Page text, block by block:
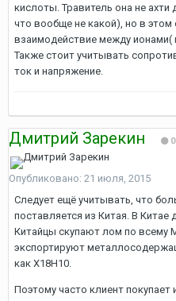
кислоты. Травитель она не ахти
что вообще не какой), но в этом
взаимодействие между ионами(
Также стоит учитывать
ток и напряжение.
Дмитрий Зарекин 0
Опубликовано: 21 июля, 2015
Следует ещё учитывать, что
поставляется из Китая. В Китае
Китайцы скупают лом по всему
экспортируют
как Х18Н10.
Поэтому часто клиент